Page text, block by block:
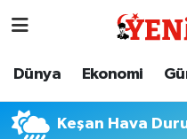
Dünya Ekonomi
Keşan Hava
Dünya
İzmir Nöbetçi